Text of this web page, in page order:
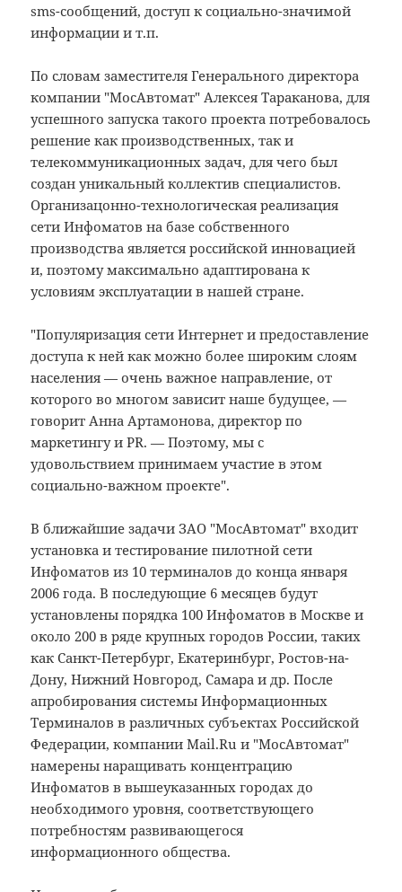
sms-сообщений, доступ к социально-значимой
информации и т.п.
По словам заместителя Генерального директора
компании "МосАвтомат" Алексея Тараканова, для
успешного запуска такого проекта потребовалось
решение как производственных, так и
телекоммуникационных задач, для чего был
создан уникальный коллектив специалистов.
Организацонно-технологическая реализация
сети Инфоматов на базе собственного
производства является российской инновацией
и, поэтому максимально адаптирована к
условиям эксплуатации в нашей стране.
"Популяризация сети Интернет и предоставление
доступа к ней как можно более широким слоям
населения — очень важное направление, от
которого во многом зависит наше будущее, —
говорит Анна Артамонова, директор по
маркетингу и PR. — Поэтому, мы с
удовольствием принимаем участие в этом
социально-важном проекте".
В ближайшие задачи ЗАО "МосАвтомат" входит
установка и тестирование пилотной сети
Инфоматов из 10 терминалов до конца января
2006 года. В последующие 6 месяцев будут
установлены порядка 100 Инфоматов в Москве и
около 200 в ряде крупных городов России, таких
как Санкт-Петербург, Екатеринбург, Ростов-на-
Дону, Нижний Новгород, Самара и др. После
апробирования системы Информационных
Терминалов в различных субъектах Российской
Федерации, компании Mail.Ru и "МосАвтомат"
намерены наращивать концентрацию
Инфоматов в вышеуказанных городах до
необходимого уровня, соответствующего
потребностям развивающегося
информационного общества.